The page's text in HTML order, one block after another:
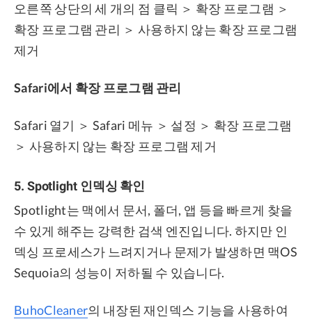
오른쪽 상단의 세 개의 점 클릭 ＞ 확장 프로그램 ＞
확장 프로그램 관리 ＞ 사용하지 않는 확장 프로그램
제거
Safari에서 확장 프로그램 관리
Safari 열기 ＞ Safari 메뉴 ＞ 설정 ＞ 확장 프로그램
＞ 사용하지 않는 확장 프로그램 제거
5. Spotlight 인덱싱 확인
Spotlight는 맥에서 문서, 폴더, 앱 등을 빠르게 찾을
수 있게 해주는 강력한 검색 엔진입니다. 하지만 인
덱싱 프로세스가 느려지거나 문제가 발생하면 맥OS
Sequoia의 성능이 저하될 수 있습니다.
BuhoCleaner의 내장된 재인덱스 기능을 사용하여